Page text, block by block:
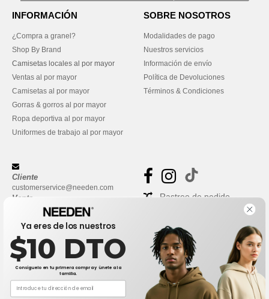
INFORMACIÓN
¿Compra a granel?
Shop By Brand
Camisetas locales al por mayor
Ventas al por mayor
Camisetas al por mayor
Gorras & gorros al por mayor
Ropa deportiva al por mayor
Uniformes de trabajo al por mayor
SOBRE NOSOTROS
Modalidades de pago
Nuestros servicios
Información de envío
Política de Devoluciones
Términos & Condiciones
Cliente
customerservice@needen.com
Venta
sales@needen.com
Rastreo de pedido
Ya eres de los nuestros
$10 DTO
Consíguelo en tu primera compra y únete a la
familia.